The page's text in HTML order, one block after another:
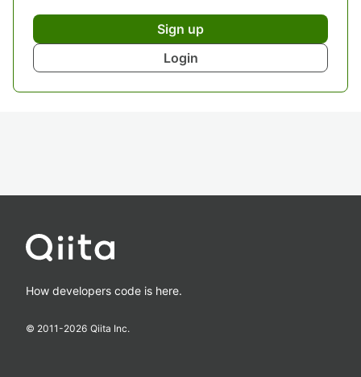
Sign up
Login
How developers code is here.
© 2011-2026 Qiita Inc.